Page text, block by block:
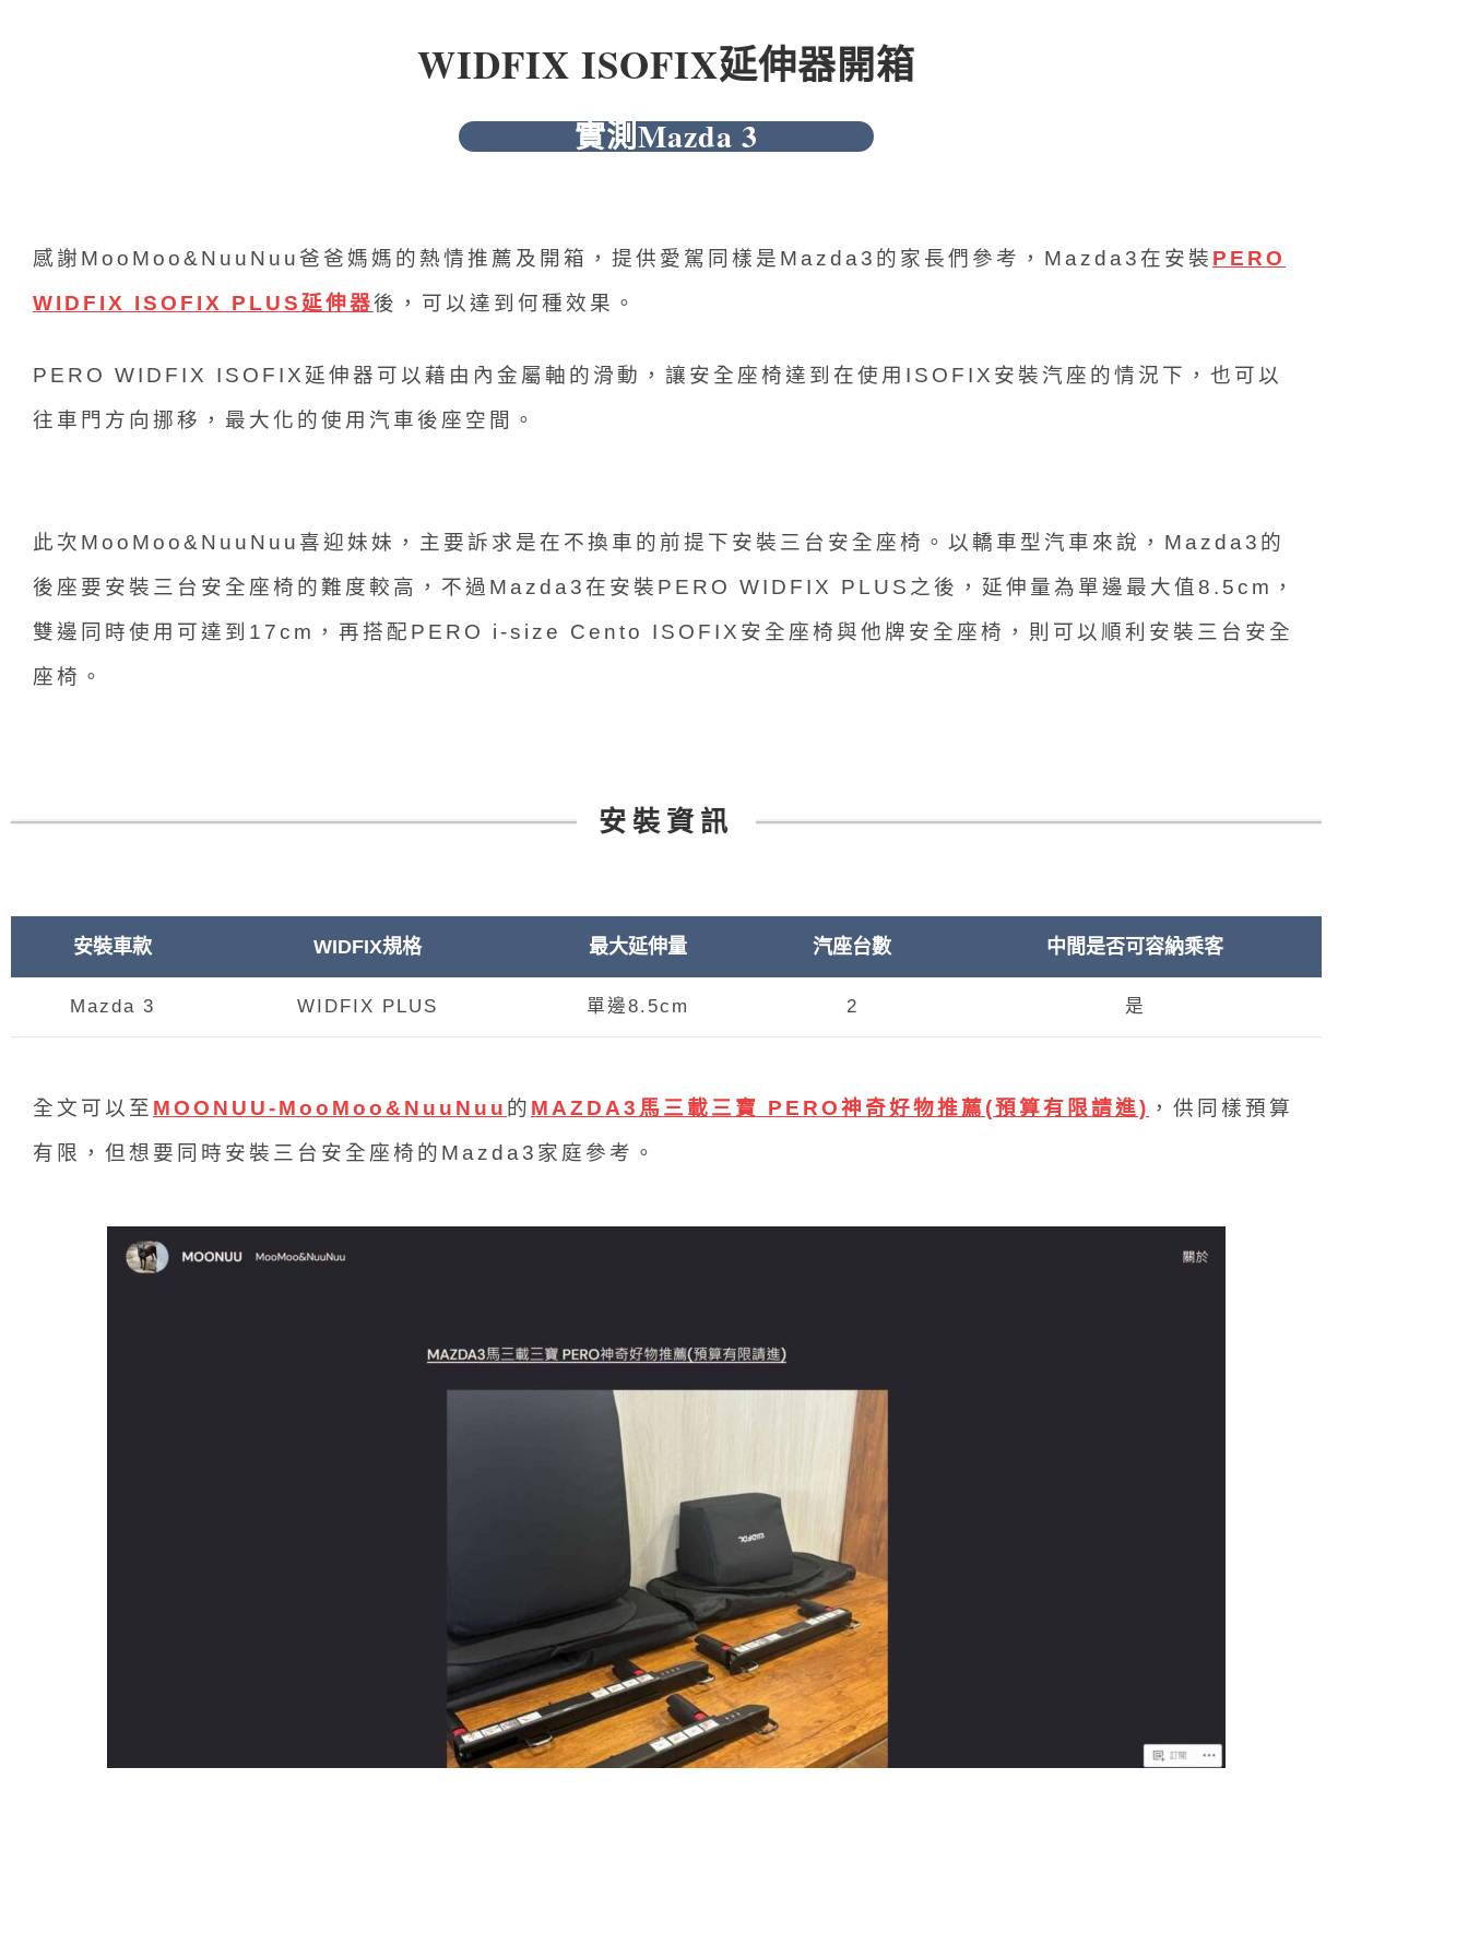
WIDFIX ISOFIX延伸器開箱
實測Mazda 3
感謝MooMoo&NuuNuu爸爸媽媽的熱情推薦及開箱，提供愛駕同樣是Mazda3的家長們參考，Mazda3在安裝 PERO
WIDFIX ISOFIX PLUS延伸器後，可以達到何種效果。
PERO WIDFIX ISOFIX延伸器可以藉由內金屬軸的滑動，讓安全座椅達到在使用ISOFIX安裝汽座的情況下，也可以
往車門方向挪移，最大化的使用汽車後座空間。
此次MooMoo&NuuNuu喜迎妹妹，主要訴求是在不換車的前提下安裝三台安全座椅。以轎車型汽車來說，Mazda3的
後座要 安裝三台安全座椅的難度較高，不過Mazda3在安裝PERO WIDFIX PLUS之後，延伸量為單邊最大值8.5cm，
雙邊同時使用可達到17cm，再搭配PERO i-size Cento ISOFIX安全座椅與他牌安全座椅，則可以順利安裝三台安全
座椅。
安裝資訊
安裝車款 WIDFIX規格 最大延伸量 汽座台數 中間是否可容納乘客
Mazda 3 WIDFIX PLUS 單邊8.5cm 2 是
全文可以至 MOONUU-MooMoo&NuuNuu 的 MAZDA3馬三載三寶 PERO神奇好物推薦(預算有限請進) ，供同樣預算
有限，但想要同時安裝三台安全座椅的Mazda3家庭參考。